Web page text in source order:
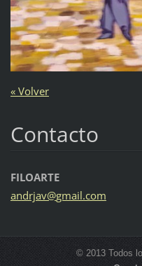
« Volver
Contacto
FILOARTE
andrjav@gmail.com
© 2013 Todos